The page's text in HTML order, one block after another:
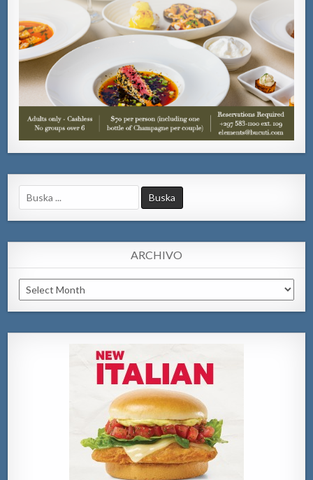
Search
for:
ARCHIVO
Archivo